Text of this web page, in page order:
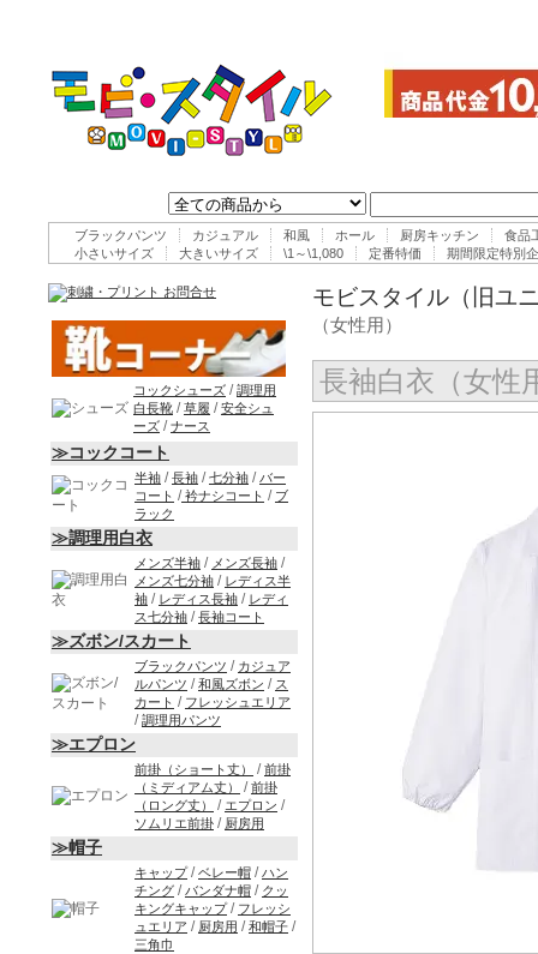
ブラックパンツ カジュアル 和風 ホール 厨房キッチン
食品
小さいサイズ
大きいサイズ \1～\1,080 定番特価 期間限定特別
モビスタイル（旧ユ
（女性用）
長袖白衣（女性
コックシューズ /調理用
白長靴 /草履 /安全シュ
ーズ /ナース
≫コックコート
半袖 /長袖 /七分袖 / バー
コート /衿ナシコート / ブ
ラック
≫調理用白衣
メンズ半袖 / メンズ長袖 /
メンズ七分袖 / レディス半
袖 / レディス長袖 / レディ
ス七分袖 /長袖コート
≫ズボン/スカート
ブラックパンツ / カジュア
ルパンツ /和風ズボン / ス
カート / フレッシュエリア
/調理用パンツ
≫エプロン
前掛（ショート丈） /前掛
（ミディアム丈）
/前掛
（ロング丈）
/ エプロン /
ソムリエ前掛 / 厨房用
≫帽子
キャップ/ベレー帽 /ハン
チング / バンダナ帽 / クッ
キングキャップ/ フレッシ
ュエリア / 厨房用 /和帽子 /
三角巾